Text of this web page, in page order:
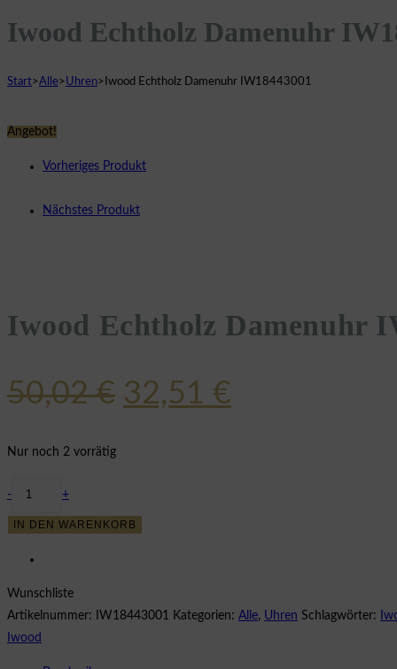
Iwood Echtholz Damenuhr
Start>Alle>Uhren> Iwood Echtholz Damenuhr IW18443001
Angebot!
Vorheriges Produkt
Nächstes Produkt
Iwood Echtholz Damenuhr
50,02€ Ursprünglicher
32,51 €
Nur noch 2 vorrätig
Damenuhr
- +
IN DEN WARENKORB
Wunschliste
Artikelnummer:
IW18443001 Kategorien: Alle, Uhren Schlagwörter:
Iwood